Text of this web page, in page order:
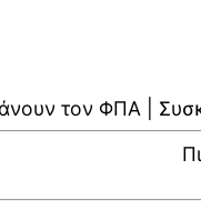
τον ΦΠΑ |